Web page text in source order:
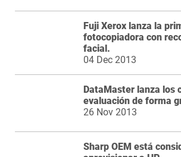
Fuji Xerox lanza la
fotocopiadora con
facial.
04 Dec 2013
DataMaster lanza los
evaluación de forma
26 Nov 2013
Sharp OEM está